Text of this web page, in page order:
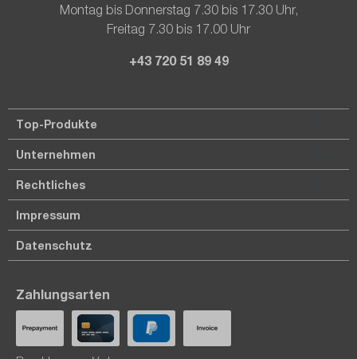
Montag bis Donnerstag 7.30 bis 17.30 Uhr,
Freitag 7.30 bis 17.00 Uhr
+43 720 51 89 49
Top-Produkte
Unternehmen
Rechtliches
Impressum
Datenschutz
Zahlungsarten